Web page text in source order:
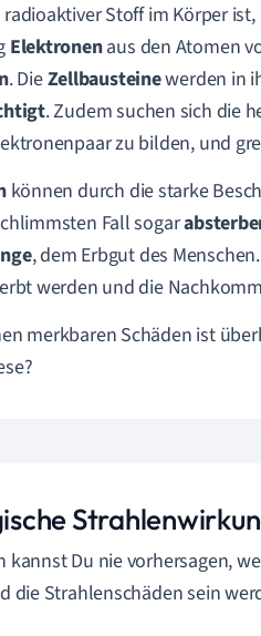
radioaktiver Stoff im Körper
Elektronenaus den Atomen
. DieZellbausteinewerden in
. Zudem suchen sich die
zu bilden, und
können durch die starke
Fall sogar
, dem Erbgut des
werden und die
merkbaren Schäden ist
kannst Du nie vorhersagen,
die Strahlenschäden sein